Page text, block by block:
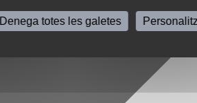
Denega totes les galetes